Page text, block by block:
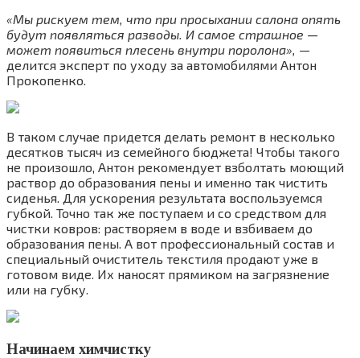
«Мы рискуем тем, что при просыхании салона опять
будут появляться разводы. И самое страшное —
может появиться плесень внутри поролона», —
делится эксперт по уходу за автомобилями Антон
Прокопенко.
В таком случае придется делать ремонт в несколько
десятков тысяч из семейного бюджета! Чтобы такого
не произошло, Антон рекомендует взболтать моющий
раствор до образования пены и именно так чистить
сиденья. Для ускорения результата воспользуемся
губкой. Точно так же поступаем и со средством для
чистки ковров: растворяем в воде и взбиваем до
образования пены. А вот профессиональный состав и
специальный очиститель текстиля продают уже в
готовом виде. Их наносят прямиком на загрязнение
или на губку.
Начинаем химчистку